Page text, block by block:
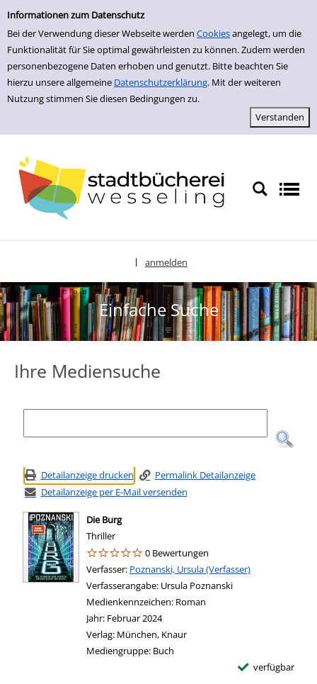
Informationen zum Datenschutz
Bei der Verwendung dieser Webseite werden Cookiesangelegt, um die
Funktionalität für Sie optimal gewährleisten zu können. Zudem werden
personenbezogene Daten erhoben und genutzt. Bitte beachten Sie
hierzu unsere allgemeine Datenschutzerklärung. Mit der weiteren
Nutzung stimmen Sie diesen Bedingungen zu.
zur Navigation springen
zum Inhalt springen
Zur Detailanzeige springen
anmelden
Einfache Suche
Ihre Mediensuche
Detailanzeige drucken
Permalink Detailanzeige
Detailanzeige per E-Mail versenden
Die Burg
Thriller
0 Bewertungen
Verfasser: Suche nach diesem Verfasser
Poznanski, Ursula (Verfasser)
Verfasserangabe: Ursula Poznanski
Medienkennzeichen: Roman
Jahr: Februar 2024
Verlag: München, Knaur
Mediengruppe: Buch
verfügbar